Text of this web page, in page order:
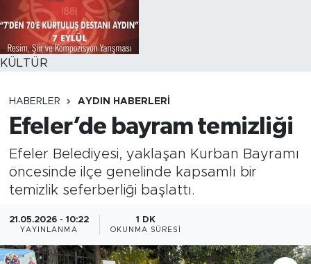
KÜLTÜR
HABERLER AYDIN HABERLERI
Efeler’de bayram temizliği
Efeler Belediyesi, yaklaşan Kurban Bayramı
öncesinde ilçe genelinde kapsamlı bir
temizlik seferberliği başlattı.
21.05.2026 - 10:22
YAYINLANMA
1 DK
OKUNMA SÜRESI